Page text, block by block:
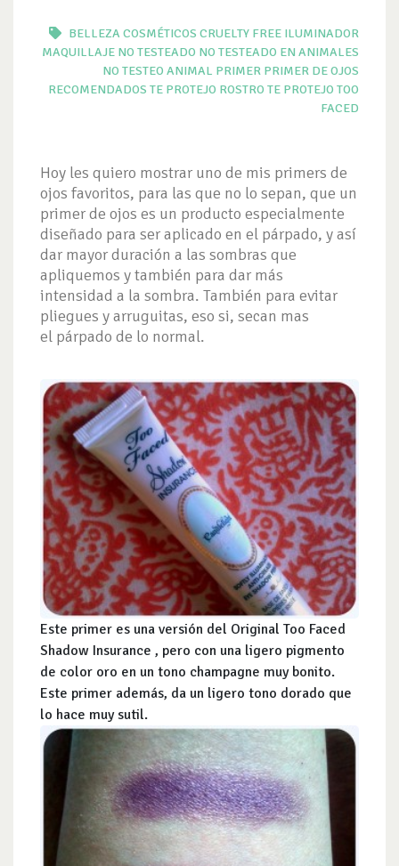
BELLEZA COSMÉTICOS CRUELTY FREE ILUMINADOR
MAQUILLAJE NO TESTEADO NO TESTEADO EN ANIMALES
NO TESTEO ANIMAL PRIMER PRIMER DE OJOS
RECOMENDADOS TE PROTEJO ROSTRO TE PROTEJO TOO
FACED
Hoy les quiero mostrar uno de mis primers de
ojos favoritos, para las que no lo sepan, que un
primer de ojos es un producto especialmente
diseñado para ser aplicado en el párpado, y así
dar mayor duración a las sombras que
apliquemos y también para dar más
intensidad a la sombra. También para evitar
pliegues y arruguitas, eso si, secan mas
el párpado de lo normal.
Este primer es una versión del Original Too Faced
Shadow Insurance , pero con una ligero pigmento
de color oro en un tono champagne muy bonito.
Este primer además, da un ligero tono dorado que
lo hace muy sutil.